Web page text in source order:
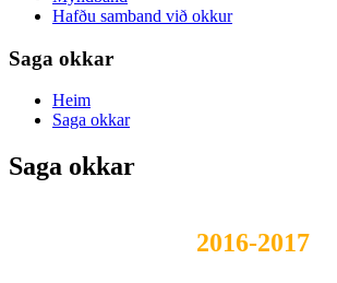
Hafðu samband við okkur
Saga okkar
Heim
Saga okkar
Saga okkar
2016-2017